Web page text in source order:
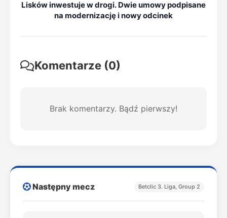
Lisków inwestuje w drogi. Dwie umowy podpisane
na modernizację i nowy odcinek
Komentarze (0)
Brak komentarzy. Bądź pierwszy!
Następny mecz Betclic 3. Liga, Group 2